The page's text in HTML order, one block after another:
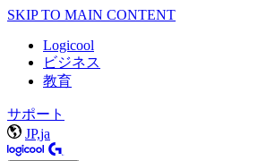
SKIP TO MAIN CONTENT
Logicool
ビジネス
教育
サポート
JP,ja